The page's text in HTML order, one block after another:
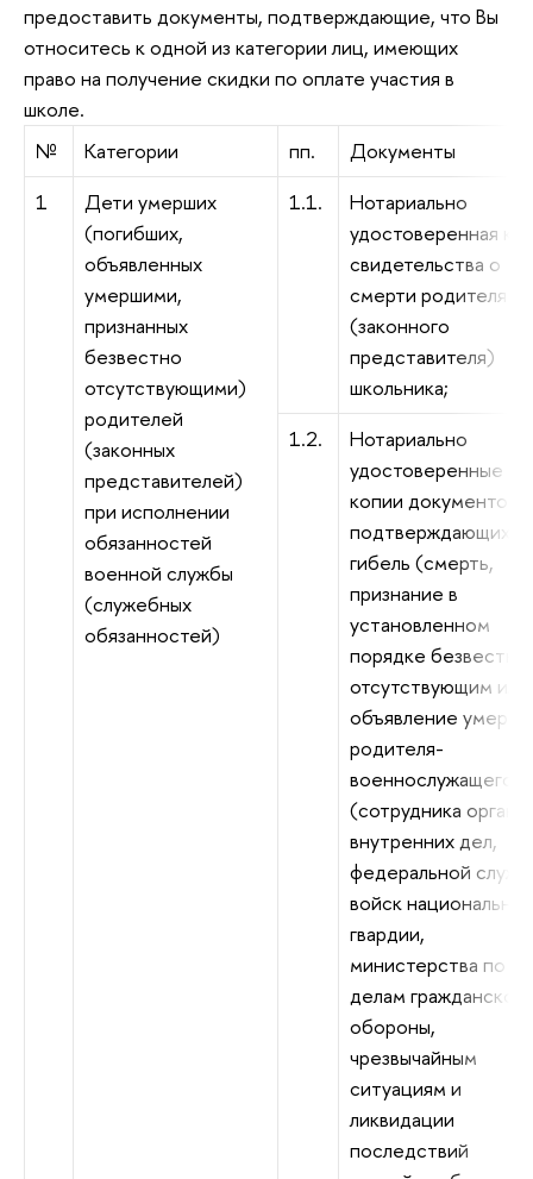
предоставить документы, подтверждающие, что Вы
относитесь к одной из категории лиц, имеющих
право на получение скидки по оплате участия в
школе.
№
Категории пп.
Документы
1
Дети умерших
(погибших,
объявленных
умершими,
признанных
безвестно
отсутствующими)
родителей
(законных
представителей)
при исполнении
обязанностей
военной службы
(служебных
обязанностей)
1.1.
Нотариально
удостоверенная
свидетельства о
смерти родителя
(законного
представителя)
школьника;
1.2.
Нотариально
удостоверенные
копии документов,
подтверждающих
гибель (смерть,
признание в
установленном
порядке безвестно
отсутствующим или
объявление
родителя-
военнослужащего
(сотрудника
внутренних дел,
федеральной
войск национальной
гвардии,
министерства по
делам гражданской
обороны,
чрезвычайным
ситуациям и
ликвидации
последствий